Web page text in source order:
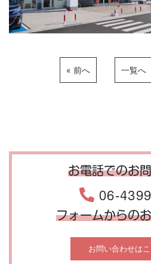
« 前へ 一覧へ
お電話でのお
06-
フォームからの
お問い合わせは